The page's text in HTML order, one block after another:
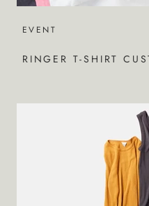
EVENT
RINGER T-SHIRT